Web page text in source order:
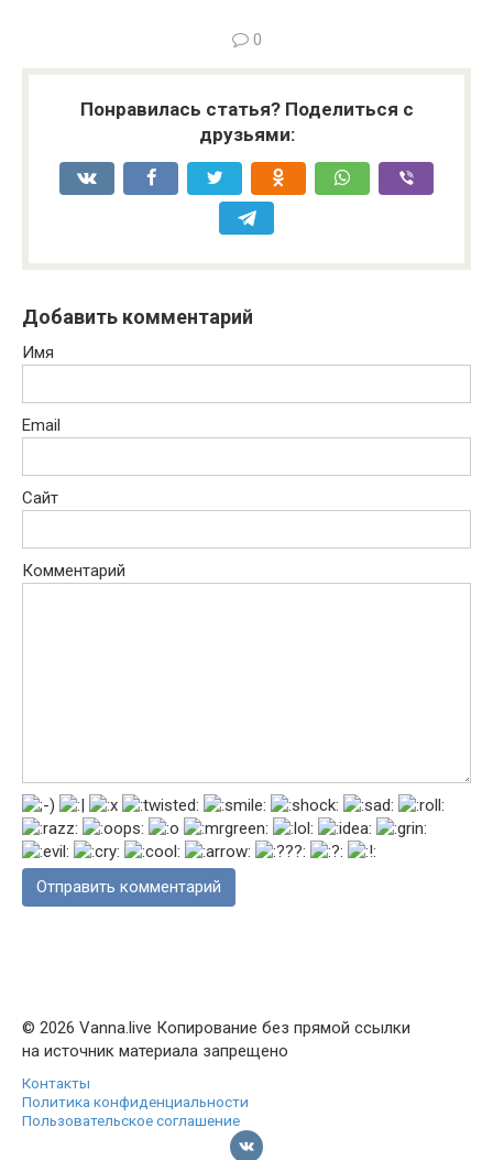
0
Понравилась статья? Поделиться с
друзьями:
Добавить комментарий
Имя
Email
Сайт
Комментарий
© 2026 Vanna.live Копирование без прямой ссылки
на источник материала запрещено
Контакты
Политика конфиденциальности
Пользовательское соглашение